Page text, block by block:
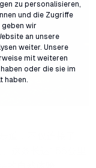
zu personalisieren,
und die Zugriffe
geben wir
an unsere
weiter. Unsere
mit weiteren
oder die sie im
haben.